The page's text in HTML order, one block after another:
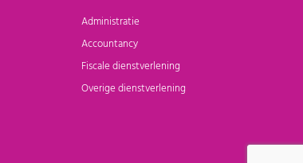
Administratie
Accountancy
Fiscale dienstverlening
Overige dienstverlening